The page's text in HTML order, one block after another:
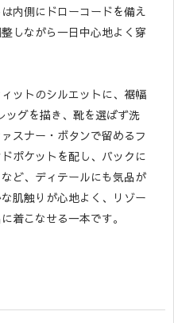
内側にドローコードを備え
しながら一日中心地よく穿
ットのシルエットに、裾幅
ッグを描き、靴を選ばず洗
スナー・ボタンで留めるフ
ポケットを配し、バックに
ど、ディテールにも気品が
肌触りが心地よく、リゾー
着こなせる一本です。